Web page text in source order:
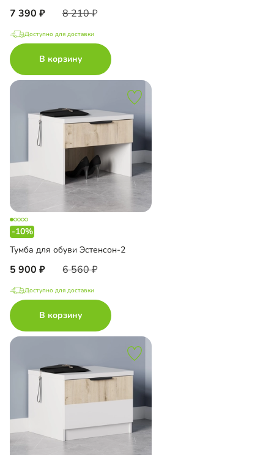
7 390 8 210
Доступно для доставки
В корзину
-10%
Тумба для обуви Эстенсон-2
5 900 6 560
Доступно для доставки
В корзину